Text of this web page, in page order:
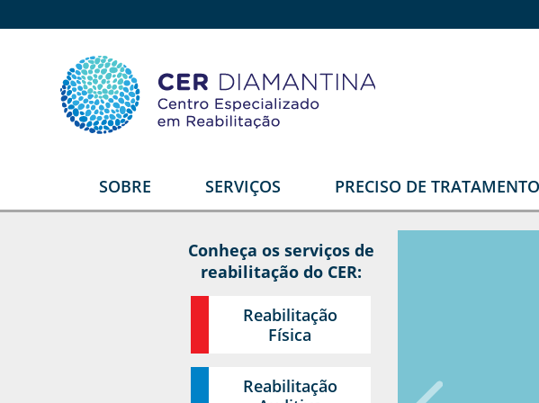
SOBRE
Depoimentos
SERVIÇOS
Reabilitação Auditiva
Reabilitação Visual
Órtese e Prótese
PRECISO DE TRATAMENTO
Conheça os serviços de
reabilitação do CER:
Reabilitação
Física
Reabilitação